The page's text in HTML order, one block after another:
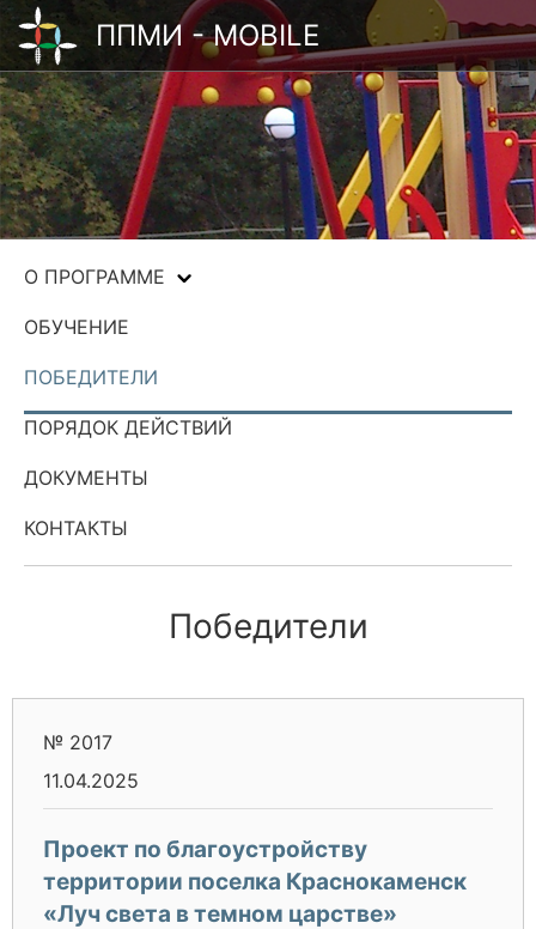
ППМИ - MOBILE
О ПРОГРАММЕ
ОБУЧЕНИЕ
ПОБЕДИТЕЛИ
ПОРЯДОК ДЕЙСТВИЙ
ДОКУМЕНТЫ
КОНТАКТЫ
Победители
№ 2017
11.04.2025
Проект по благоустройству
территории поселка Краснокаменск
«Луч света в темном царстве»